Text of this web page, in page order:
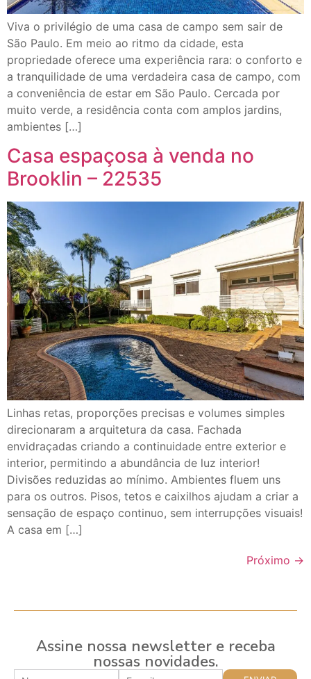
Viva o privilégio de uma casa de campo sem sair de
São Paulo. Em meio ao ritmo da cidade, esta
propriedade oferece uma experiência rara: o conforto e
a tranquilidade de uma verdadeira casa de campo, com
a conveniência de estar em São Paulo. Cercada por
muito verde, a residência conta com amplos jardins,
ambientes […]
Casa espaçosa à venda no
Brooklin – 22535
Linhas retas, proporções precisas e volumes simples
direcionaram a arquitetura da casa. Fachada
envidraçadas criando a continuidade entre exterior e
interior, permitindo a abundância de luz interior!
Divisões reduzidas ao mínimo. Ambientes fluem uns
para os outros. Pisos, tetos e caixilhos ajudam a criar a
sensação de espaço continuo, sem interrupções visuais!
A casa em […]
Próximo →
Assine nossa newsletter e receba
nossas novidades.